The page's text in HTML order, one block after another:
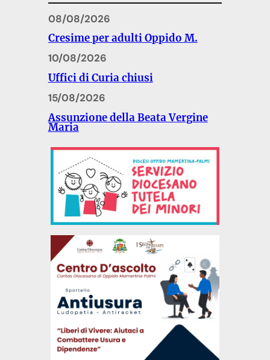
08/08/2026
Cresime per adulti Oppido M.
10/08/2026
Uffici di Curia chiusi
15/08/2026
Assunzione della Beata Vergine
Maria